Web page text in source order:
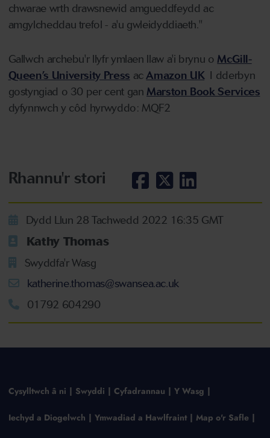
chwarae wrth drawsnewid amgueddfeydd ac
amgylcheddau trefol - a'u gwleidyddiaeth."
Gallwch archebu'r llyfr ymlaen llaw a'i brynu o McGill-
Queen’s University Press acAmazon UKI dderbyn
gostyngiad o 30 per cent gan Marston Book Services
dyfynnwch y côd hyrwyddo: MQF2
Rhannu'r stori
Dydd Llun 28 Tachwedd 2022 16:35 GMT
Kathy Thomas
Swyddfa'r Wasg
katherine.thomas@swansea.ac.uk
01792 604290
Cysylltwch â ni Swyddi Cyfadrannau Y Wasg
Iechyd a Diogelwch Ymwadiad a Hawlfraint Map o'r Safle